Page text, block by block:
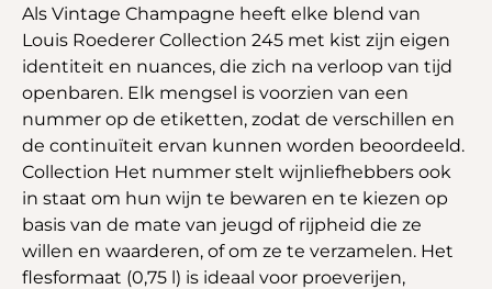
Als Vintage Champagne heeft elke blend van
Louis Roederer Collection 245 met kist zijn eigen
identiteit en nuances, die zich na verloop van tijd
openbaren. Elk mengsel is voorzien van een
nummer op de etiketten, zodat de verschillen en
de continuïteit ervan kunnen worden beoordeeld.
Collection Het nummer stelt wijnliefhebbers ook
in staat om hun wijn te bewaren en te kiezen op
basis van de mate van jeugd of rijpheid die ze
willen en waarderen, of om ze te verzamelen. Het
flesformaat (0,75 l) is ideaal voor proeverijen,